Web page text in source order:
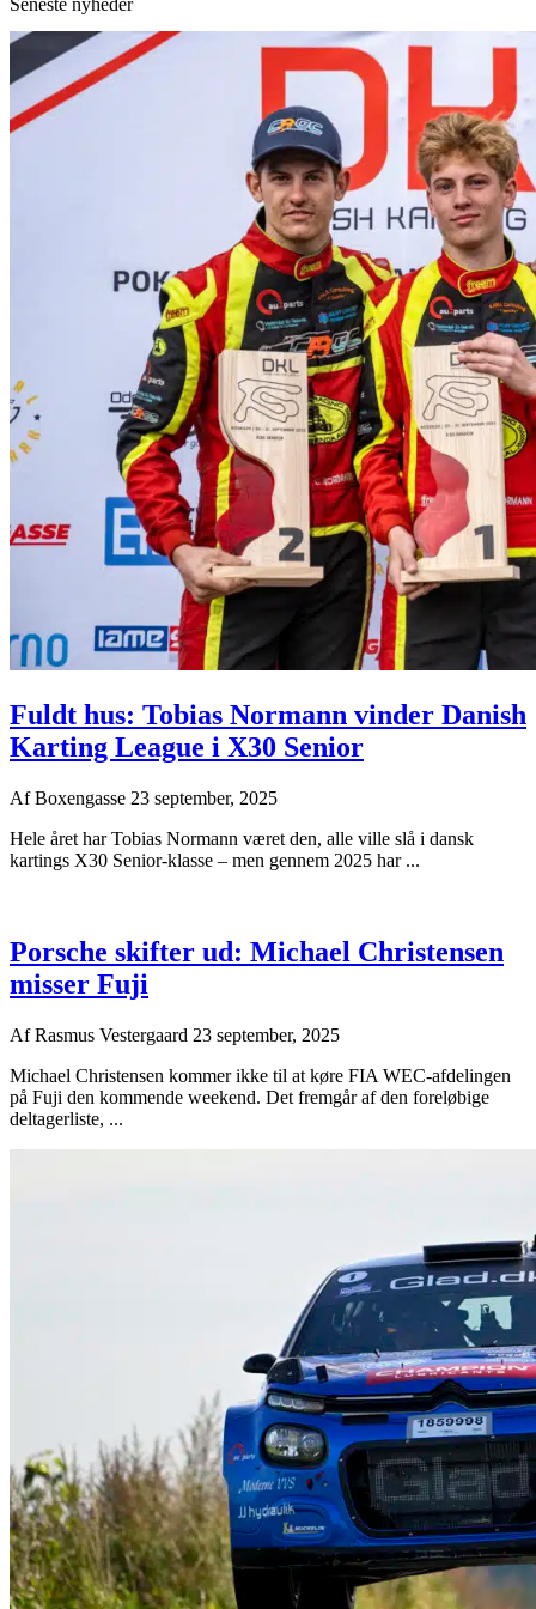
Fuldt hus: Tobias Normann vinder Danish
Karting League i X30 Senior
AfBoxengasse 23 september, 2025
Hele året har Tobias Normann været den, alle ville slå i dansk
kartings X30 Senior-klasse – men gennem 2025 har ...
Porsche skifter ud: Michael Christensen
misser Fuji
AfRasmus Vestergaard 23 september, 2025
Michael Christensen kommer ikke til at køre FIA WEC-afdelingen
på Fuji den kommende weekend. Det fremgår af den foreløbige
deltagerliste, ...